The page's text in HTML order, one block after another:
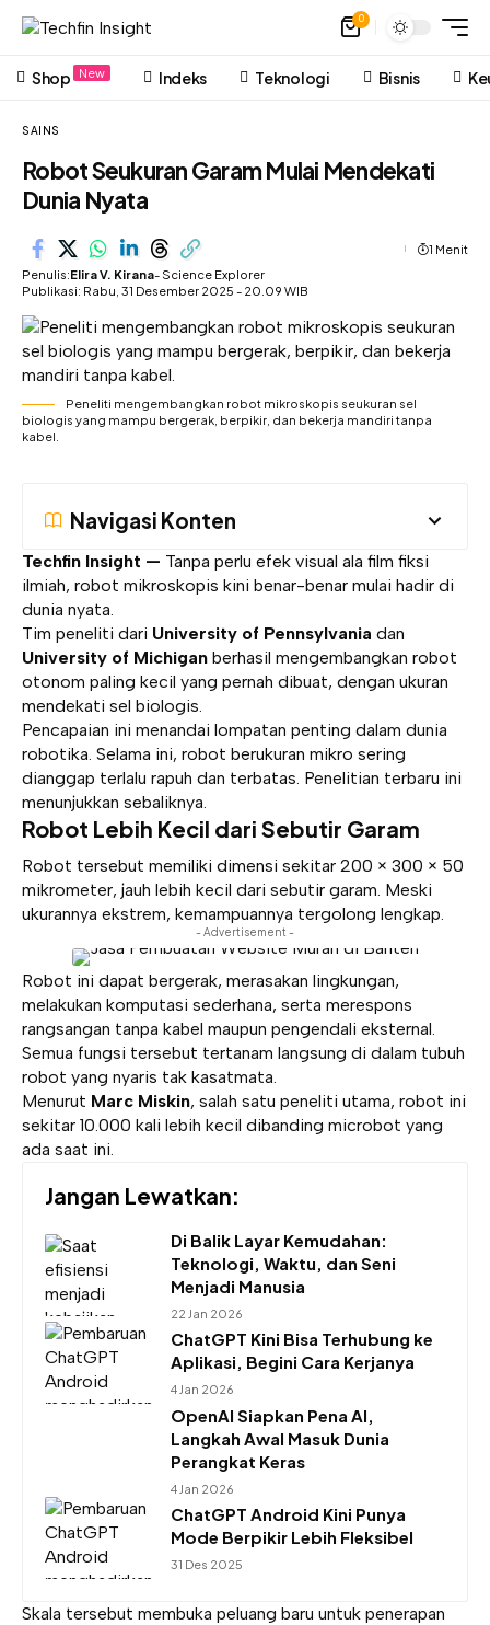
0
Shop New Indeks Teknologi Bisnis
SAINS
Robot Seukuran Garam Mulai Mendekati
Dunia Nyata
Penulis:Elira V. Kirana- Science Explorer
Publikasi: Rabu, 31 Desember 2025 - 20.09 WIB
1 Menit
Peneliti mengembangkan robot mikroskopis seukuran sel
biologis yang mampu bergerak, berpikir, dan bekerja mandiri tanpa
kabel.
Navigasi Konten
Techfin Insight — Tanpa perlu efek visual ala film fiksi
ilmiah, robot mikroskopis kini benar-benar mulai hadir di
dunia nyata.
Tim peneliti dari University of Pennsylvania dan
University of Michigan berhasil mengembangkan robot
otonom paling kecil yang pernah dibuat, dengan ukuran
mendekati sel biologis.
Pencapaian ini menandai lompatan penting dalam dunia
robotika. Selama ini, robot berukuran mikro sering
dianggap terlalu rapuh dan terbatas. Penelitian terbaru ini
menunjukkan sebaliknya.
Robot Lebih Kecil dari Sebutir Garam
Robot tersebut memiliki dimensi sekitar 200 × 300 × 50
mikrometer, jauh lebih kecil dari sebutir garam. Meski
ukurannya ekstrem, kemampuannya tergolong lengkap.
- Advertisement -
Robot ini dapat bergerak, merasakan lingkungan,
melakukan komputasi sederhana, serta merespons
rangsangan tanpa kabel maupun pengendali eksternal.
Semua fungsi tersebut tertanam langsung di dalam tubuh
robot yang nyaris tak kasatmata.
Menurut Marc Miskin, salah satu peneliti utama, robot ini
sekitar 10.000 kali lebih kecil dibanding microbot yang
ada saat ini.
Jangan Lewatkan:
Di Balik Layar Kemudahan:
Teknologi, Waktu, dan Seni
Menjadi Manusia
22 Jan 2026
ChatGPT Kini Bisa Terhubung ke
Aplikasi, Begini Cara Kerjanya
4 Jan 2026
OpenAI Siapkan Pena AI,
Langkah Awal Masuk Dunia
Perangkat Keras
4 Jan 2026
ChatGPT Android Kini Punya
Mode Berpikir Lebih Fleksibel
31 Des 2025
Skala tersebut membuka peluang baru untuk penerapan